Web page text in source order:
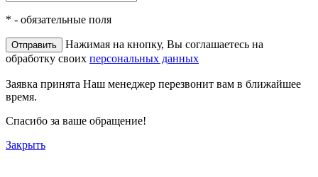
* - обязательные поля
Нажимая на кнопку, Вы соглашаетесь на
обработку своих персональных данных
Заявка принята Наш менеджер перезвонит вам в ближайшее
время.
Спасибо за ваше обращение!
Закрыть